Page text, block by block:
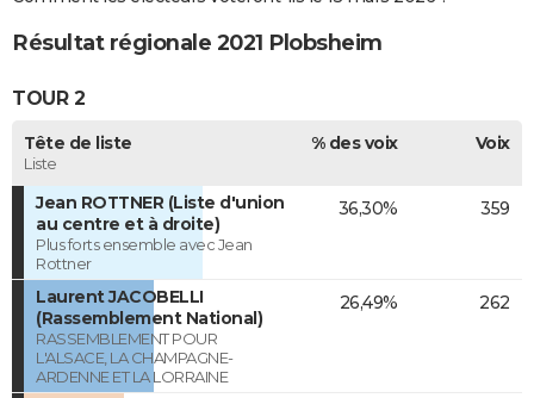
Résultat régionale 2021 Plobsheim
TOUR 2
Tête de liste
Liste
% des voix Voix
Jean ROTTNER (Liste d'union
au centre et à droite)
Plus forts ensemble avec Jean
Rottner
36,30% 359
Laurent JACOBELLI
(Rassemblement National)
RASSEMBLEMENT POUR
L'ALSACE, LA CHAMPAGNE-
ARDENNE ET LA LORRAINE
26,49% 262